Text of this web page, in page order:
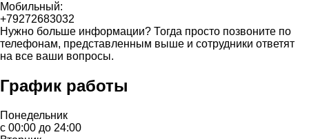
Мобильный:
+79272683032
Нужно больше информации? Тогда просто позвоните по
телефонам, представленным выше и сотрудники ответят
на все ваши вопросы.
График работы
Понедельник
с 00:00 до 24:00